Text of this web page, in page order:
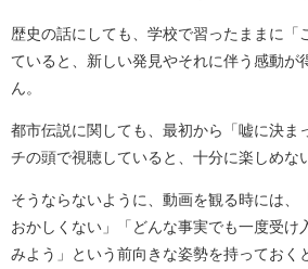
歴史の話にしても、学校で習ったままに「
ていると、新しい発見やそれに伴う感動が
ん。
都市伝説に関しても、最初から「嘘に決ま
チの頭で視聴していると、十分に楽しめな
そうならないように、動画を観る時には、
おかしくない」「どんな事実でも一度受け
みよう」という前向きな姿勢を持っておく